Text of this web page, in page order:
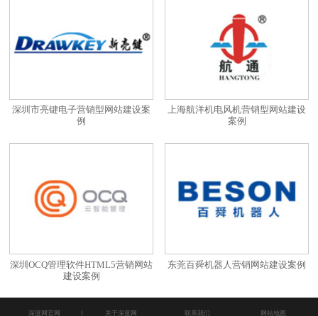
深圳市亮键电子营销型网站建设案
例
上海航洋机电风机营销型网站建设
案例
深圳OCQ管理软件HTML5营销网站
建设案例
东莞百舜机器人营销网站建设案例
深度网官网 关于深度网 联系我们 网站地图